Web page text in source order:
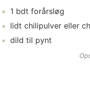
1 bdt forårsløg
lidt chilipulver eller
dild til pynt